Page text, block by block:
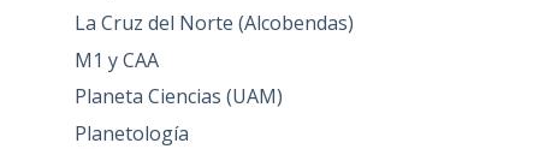
La Cruz del Norte (Alcobendas)
M1 y CAA
Planeta Ciencias (UAM)
Planetología